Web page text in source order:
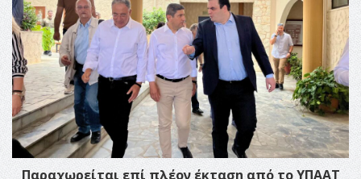
Παραχωρείται επί πλέον έκταση από το ΥΠΑΑΤ